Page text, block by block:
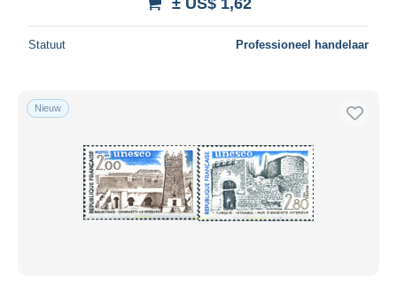
Statuut Professioneel handelaar
Nieuw